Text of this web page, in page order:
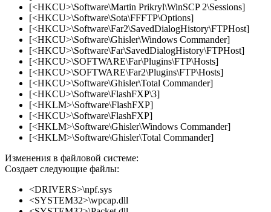
[<HKCU>\Software\Martin Prikryl\WinSCP 2\Sessions]
[<HKCU>\Software\Sota\FFFTP\Options]
[<HKCU>\Software\Far2\SavedDialogHistory\FTPHost]
[<HKCU>\Software\Ghisler\Windows Commander]
[<HKCU>\Software\Far\SavedDialogHistory\FTPHost]
[<HKCU>\SOFTWARE\Far\Plugins\FTP\Hosts]
[<HKCU>\SOFTWARE\Far2\Plugins\FTP\Hosts]
[<HKCU>\Software\Ghisler\Total Commander]
[<HKCU>\Software\FlashFXP\3]
[<HKLM>\Software\FlashFXP]
[<HKCU>\Software\FlashFXP]
[<HKLM>\Software\Ghisler\Windows Commander]
[<HKLM>\Software\Ghisler\Total Commander]
Изменения в файловой системе:
Создает следующие файлы:
<DRIVERS>\npf.sys
<SYSTEM32>\wpcap.dll